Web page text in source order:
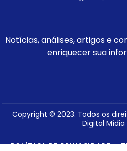
Notícias, análises, artigos e
enriquecer sua
Copyright © 2023. Todos os
Digital Mídia
POLÍTICA DE PRIVACIDADE